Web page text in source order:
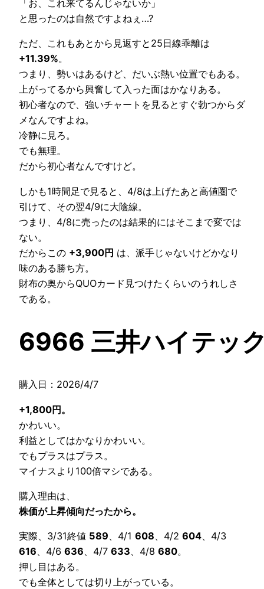
「お、これ来てるんじゃないか」
と思ったのは自然ですよねぇ…?
ただ、これもあとから見返すと25日線乖離は
+11.39%。
つまり、勢いはあるけど、だいぶ熱い位置でもある。
上がってるから興奮して入った面はかなりある。
初心者なので、強いチャートを見るとすぐ勃つからダ
メなんですよね。
冷静に見ろ。
でも無理。
だから初心者なんですけど。
しかも1時間足で見ると、4/8は上げたあと高値圏で
引けて、その翌4/9に大陰線。
つまり、4/8に売ったのは結果的にはそこまで変では
ない。
だからこの +3,900円 は、派手じゃないけどかなり
味のある勝ち方。
財布の奥からQUOカード見つけたくらいのうれしさ
である。
6966 三井ハイテッ
購入日：2026/4/7
+1,800円。
かわいい。
利益としてはかなりかわいい。
でもプラスはプラス。
マイナスより100倍マシである。
購入理由は、
株価が上昇傾向だったから。
実際、3/31終値 589、4/1 608、4/2 604、4/3
616、4/6 636、4/7 633、4/8 680。
押し目はある。
でも全体としては切り上がっている。